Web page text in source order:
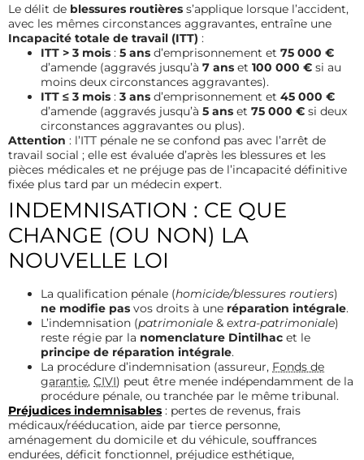
Le délit de blessures routières s’applique lorsque l’accident,
avec les mêmes circonstances aggravantes, entraîne une
Incapacité totale de travail (ITT) :
ITT > 3 mois : 5 ans d’emprisonnement et 75 000 €
d’amende (aggravés jusqu’à 7 ans et 100 000 € si au
moins deux circonstances aggravantes).
ITT ≤ 3 mois : 3 ans d’emprisonnement et 45 000 €
d’amende (aggravés jusqu’à 5 ans et 75 000 € si deux
circonstances aggravantes ou plus).
Attention : l’ITT pénale ne se confond pas avec l’arrêt de
travail social ; elle est évaluée d’après les blessures et les
pièces médicales et ne préjuge pas de l’incapacité définitive
fixée plus tard par un médecin expert.
INDEMNISATION : CE QUE
CHANGE (OU NON) LA
NOUVELLE LOI
La qualification pénale (homicide/blessures routiers)
ne modifie pas vos droits à une réparation intégrale.
L’indemnisation (patrimoniale & extra-patrimoniale)
reste régie par la nomenclature Dintilhac et le
principe de réparation intégrale.
La procédure d’indemnisation (assureur, Fonds de
garantie, CIVI) peut être menée indépendamment de la
procédure pénale, ou tranchée par le même tribunal.
Préjudices indemnisables : pertes de revenus, frais
médicaux/rééducation, aide par tierce personne,
aménagement du domicile et du véhicule, souffrances
endurées, déficit fonctionnel, préjudice esthétique,